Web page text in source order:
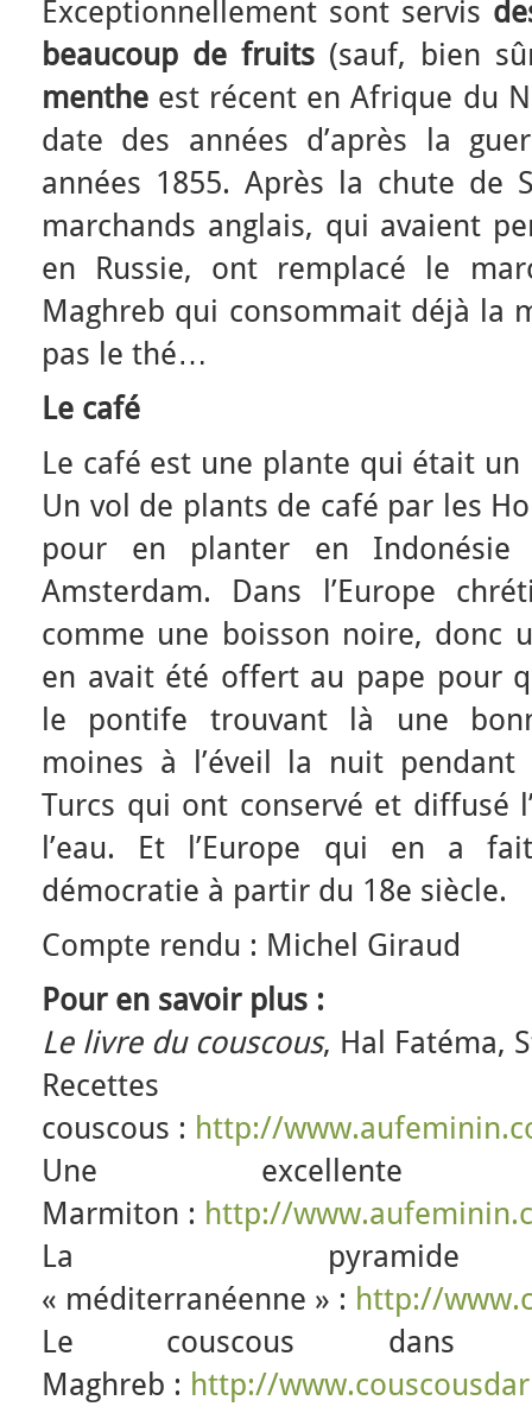
Exceptionnellement sont servis
beaucoup de fruits (sauf, bien
menthe est récent en Afrique du
date des années d’après la
années 1855. Après la chute de
marchands anglais, qui avaient
en Russie, ont remplacé le
Maghreb qui consommait déjà la
pas le thé…
Le café
Le café est une plante qui était
Un vol de plants de café par les
pour en planter en Indonésie
Amsterdam. Dans l’Europe
comme une boisson noire, donc
en avait été offert au pape pour
le pontife trouvant là une
moines à l’éveil la nuit
Turcs qui ont conservé et diffusé
l’eau. Et l’Europe qui en a
démocratie à partir du 18e siècle.
Compte rendu : Michel Giraud
Pour en savoir plus :
Le livre du couscous, Hal Fatéma,
couscous : http://
Une excellente
Marmiton : http://
La pyramide
« méditerranéenne » : http://
Le couscous
Maghreb : http://